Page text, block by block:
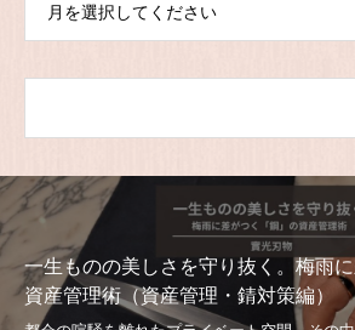
月を選択してください
一生ものの美しさを守り抜く。梅雨
資産管理術（資産管理・錆対策編）